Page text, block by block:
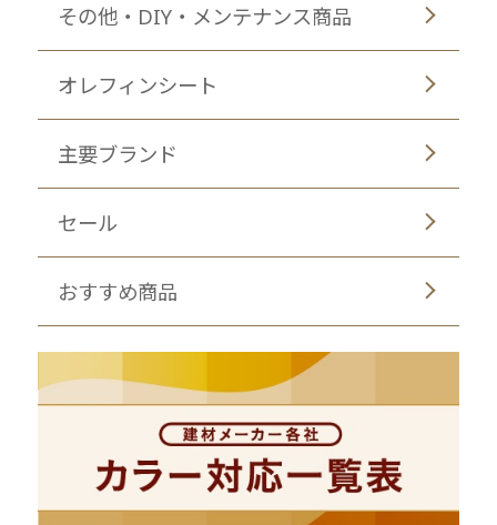
その他・DIY・メンテナンス商品
オレフィンシート
主要ブランド
セール
おすすめ商品